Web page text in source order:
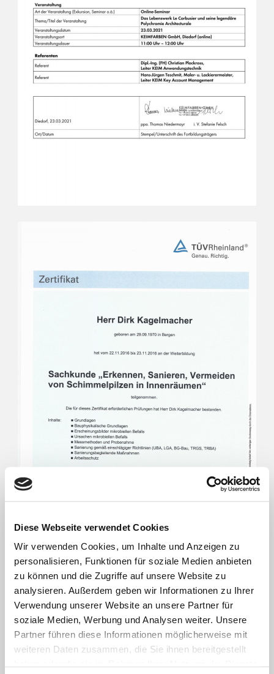
Diese Webseite verwendet Cookies
Wir verwenden Cookies, um Inhalte und Anzeigen zu
personalisieren, Funktionen für soziale Medien anbieten
zu können und die Zugriffe auf unsere Website zu
analysieren. Außerdem geben wir Informationen zu Ihrer
Verwendung unserer Website an unsere Partner für
soziale Medien, Werbung und Analysen weiter. Unsere
Partner führen diese Informationen möglicherweise mit
weiteren Daten zusammen, die Sie ihnen bereitgestellt